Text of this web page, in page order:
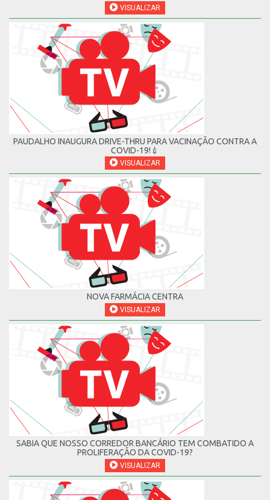
VISUALIZAR
PAUDALHO INAUGURA DRIVE-THRU PARA VACINAÇÃO CONTRA A
COVID-19!💉
VISUALIZAR
NOVA FARMÁCIA CENTRA
VISUALIZAR
SABIA QUE NOSSO CORREDOR BANCÁRIO TEM COMBATIDO A
PROLIFERAÇÃO DA COVID-19?
VISUALIZAR